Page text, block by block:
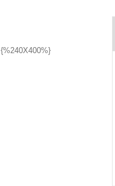
{%240X400%}